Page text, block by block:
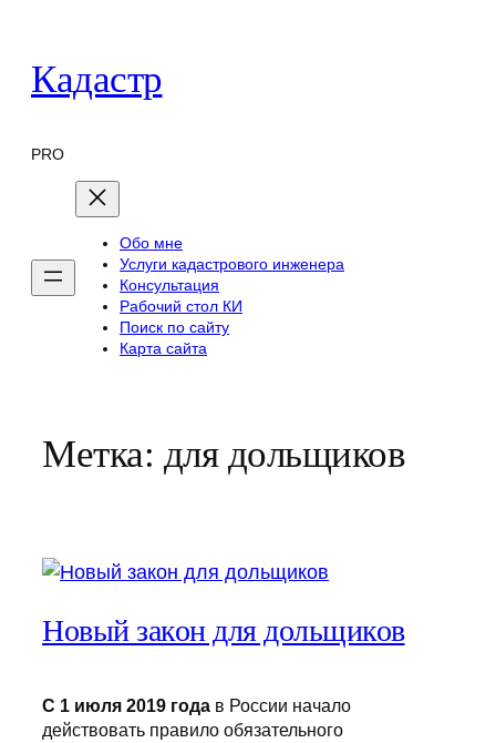
содержимому
Кадастр
PRO
Обо мне
Услуги кадастрового инженера
Консультация
Рабочий стол КИ
Поиск по сайту
Карта сайта
Метка: для дольщиков
Новый закон для дольщиков
С 1 июля 2019 года в России начало
действовать правило обязательного